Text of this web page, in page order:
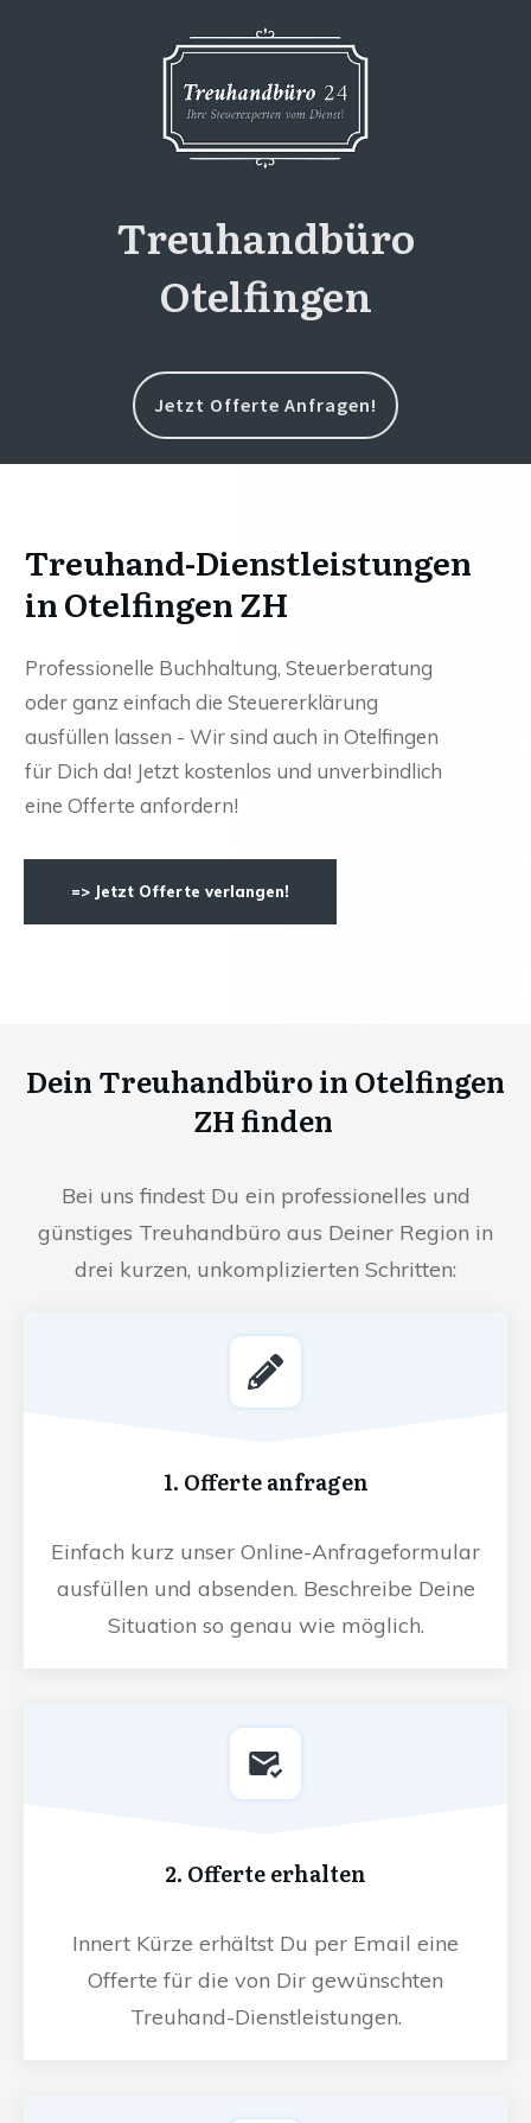
Treuhandbüro
Otelfingen
Jetzt Offerte Anfragen!
Treuhand-Dienstleistungen
in Otelfingen ZH
Professionelle Buchhaltung, Steuerberatung
oder ganz einfach die Steuererklärung
ausfüllen lassen - Wir sind auch in Otelfingen
für Dich da! Jetzt kostenlos und unverbindlich
eine Offerte anfordern!
=> Jetzt Offerte verlangen!
Dein Treuhandbüro in Otelfingen
ZH finden
Bei uns findest Du ein professionelles und
günstiges Treuhandbüro aus Deiner Region in
drei kurzen, unkomplizierten Schritten:
1. Offerte anfragen
Einfach kurz unser Online-Anfrageformular
ausfüllen und absenden. Beschreibe Deine
Situation so genau wie möglich.
2. Offerte erhalten
Innert Kürze erhältst Du per Email eine
Offerte für die von Dir gewünschten
Treuhand-Dienstleistungen.